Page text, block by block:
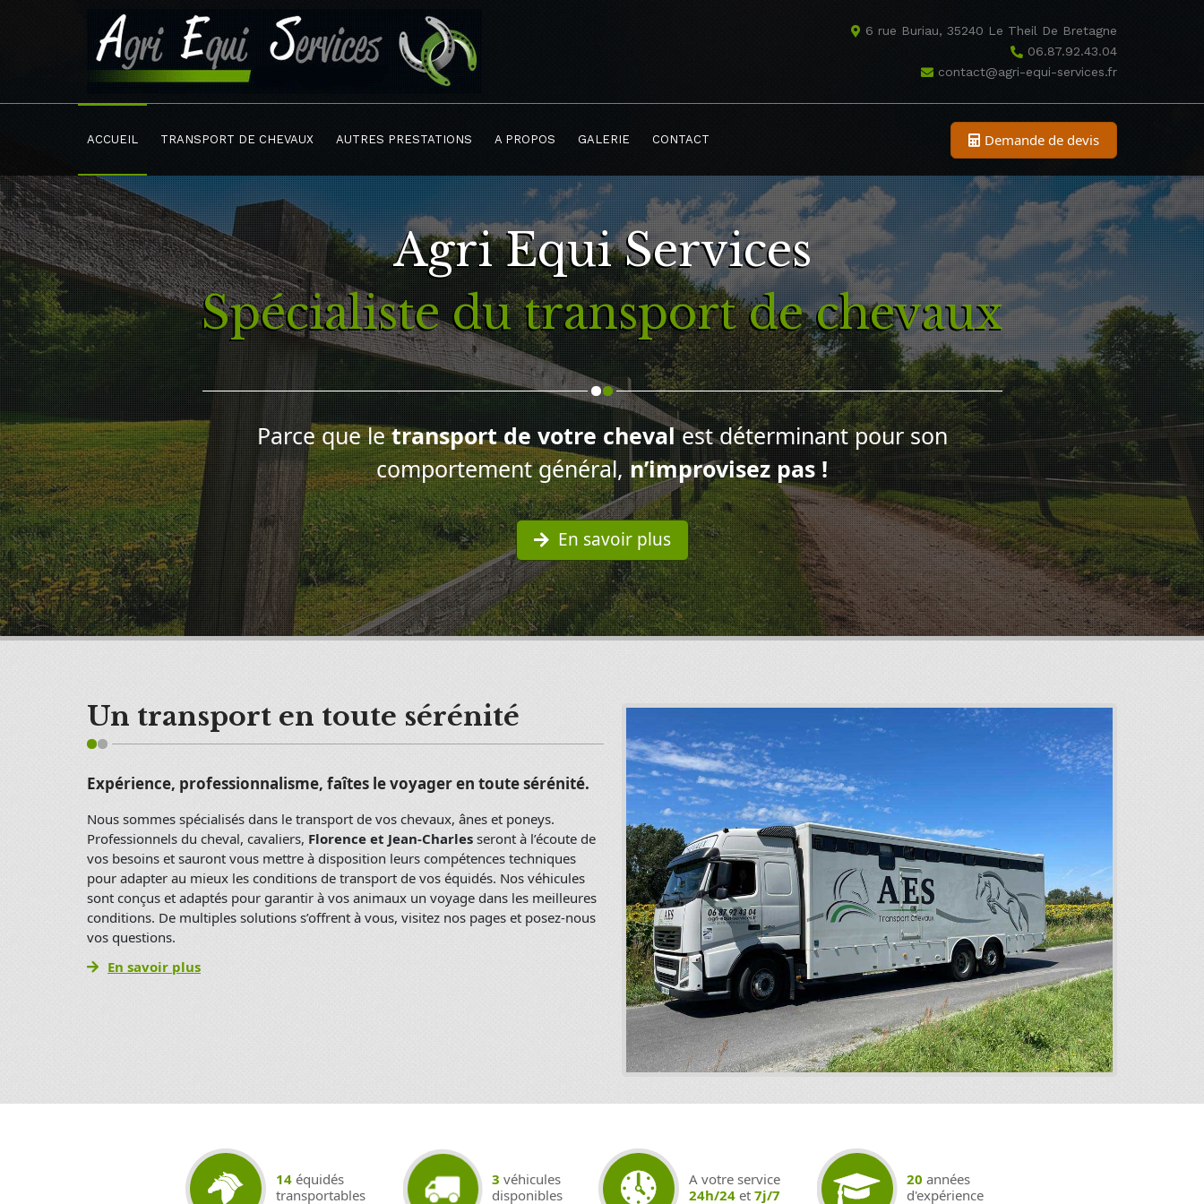
6 rue Buriau, 35240 Le Theil De Bretagne
06.87.92.43.04
contact@agri-equi-services.fr
ACCUEIL TRANSPORT DE CHEVAUX AUTRES PRESTATIONS A PROPOS GALERIE CONTACT Demande de devis
Agri Equi Services
Spécialiste du transport de chevaux
Parce que letransport de votre chevalest déterminant pour son
comportement général,n’improvisez pas !
En savoir plus
Un transport en toute sérénité
Expérience, professionnalisme, faîtes le voyager en toute sérénité.
Nous sommes spécialisés dans le transport de vos chevaux, ânes et poneys.
Professionnels du cheval, cavaliers, Florence et Jean-Charles seront à l’écoute de
vos besoins et sauront vous mettre à disposition leurs compétences techniques
pour adapter au mieux les conditions de transport de vos équidés. Nos véhicules
sont conçus et adaptés pour garantir à vos animaux un voyage dans les meilleures
conditions. De multiples solutions s’offrent à vous, visitez nos pages et posez-nous
vos questions.
En savoir plus
14équidés
transportables
3 véhicules
disponibles
A votre service
24h/24et 7j/7
20 années
d'expérience